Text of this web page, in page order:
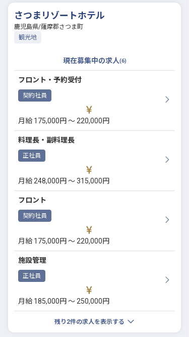
さつまリゾートホテル
鹿児島県/薩摩郡さつま町
観光地
現在募集中の求人(6)
契約社員
フロント・予約受付
月給 175,000円 〜 220,000円
正社員
料理長・副料理長
月給 248,000円 〜 315,000円
契約社員
フロント
月給 175,000円 〜 220,000円
正社員
施設管理
月給 185,000円 〜 250,000円
残り 2件の求人を表示する